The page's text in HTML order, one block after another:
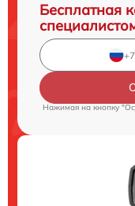
Бесплатная
Нажимая на кнопку